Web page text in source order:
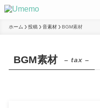
ホーム 投稿 音素材 BGM素材
BGM素材 – tax –